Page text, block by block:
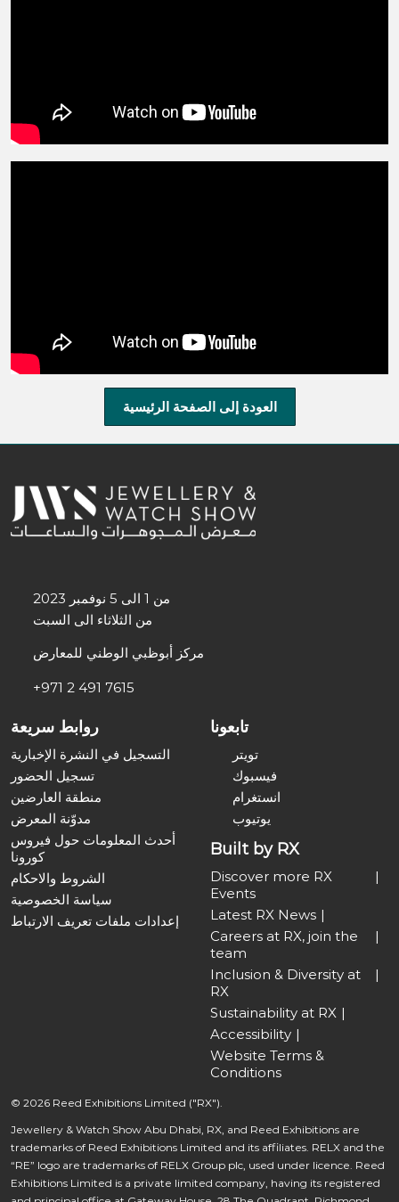
العودة إلى الصفحة الرئيسية
من 1 الى 5 نوفمبر 2023
من الثلاثاء الى السبت
مركز أبوظبي الوطني للمعارض
+971 2 491 7615
روابط سريعة
التسجيل في النشرة الإخبارية
تسجيل الحضور
منطقة العارضين
مدوّنة المعرض
أحدث المعلومات حول فيروس
كورونا
الشروط والاحكام
سياسة الخصوصية
إعدادات ملفات تعريف الارتباط
تابعونا
تويتر
فيسبوك
انستغرام
يوتيوب
Built by RX
Discover more RX
Events
Latest RX News
Careers at RX, join the
team
Inclusion & Diversity at
RX
Sustainability at RX
Accessibility
Website Terms &
Conditions
© 2026 Reed Exhibitions Limited ("RX").
Jewellery & Watch Show Abu Dhabi, RX, and Reed Exhibitions are
trademarks of Reed Exhibitions Limited and its affiliates. RELX and the
“RE” logo are trademarks of RELX Group plc, used under licence. Reed
Exhibitions Limited is a private limited company, having its registered